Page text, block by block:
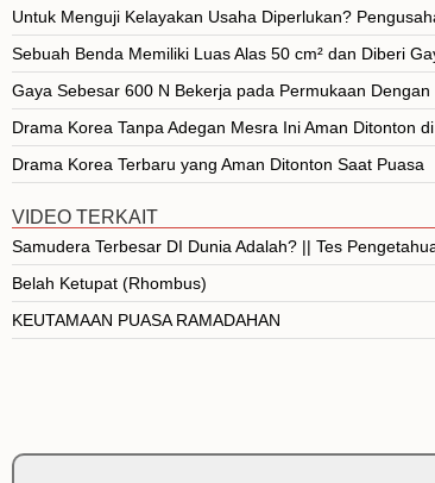
Untuk Menguji Kelayakan Usaha Diperlukan?
Sebuah Benda Memiliki Luas Alas 50 cm² dan Diberi
Gaya Sebesar 600 N Bekerja pada Permukaan
Drama Korea Tanpa Adegan Mesra Ini Aman Ditonton
Drama Korea Terbaru yang Aman Ditonton Saat Puasa
VIDEO TERKAIT
Samudera Terbesar DI Dunia Adalah? || Tes
Belah Ketupat (Rhombus)
KEUTAMAAN PUASA RAMADAHAN